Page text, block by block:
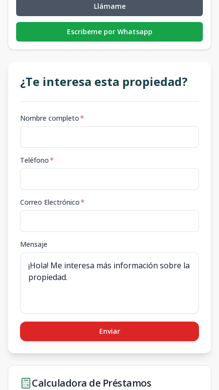
Llámame
Escribeme por Whatsapp
¿Te interesa esta propiedad?
Nombre completo*
Teléfono*
Correo Electrónico*
Mensaje
Enviar
Calculadora de Préstamos